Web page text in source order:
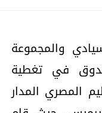
والمجموعة
في تغطیة
المصري المدار